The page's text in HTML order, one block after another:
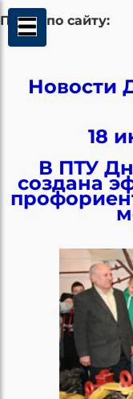
Поиск по сайту:
Новости
18
В ПТУ
создана